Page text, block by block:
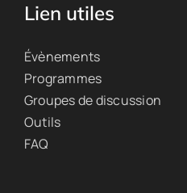
Lien utiles
Évènements
Programmes
Groupes de discussion
Outils
FAQ